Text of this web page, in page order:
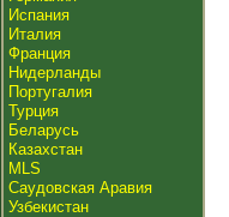
Испания
Италия
Франция
Нидерланды
Португалия
Турция
Беларусь
Казахстан
MLS
Саудовская Аравия
Узбекистан